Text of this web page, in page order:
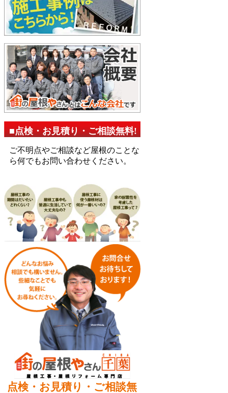
■点検・お見積り・ご相談無料!
ご不明点やご相談など屋根のことな
ら何でもお問い合わせください。
点検・お見積り・ご相談無